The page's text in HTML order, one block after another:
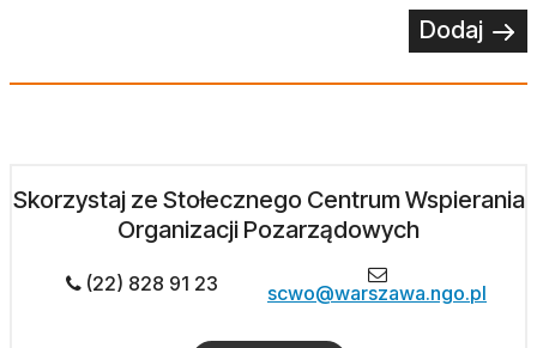
Dodaj
Skorzystaj ze Stołecznego Centrum Wspierania
Organizacji Pozarządowych
(22) 828 91 23 scwo@warszawa.ngo.pl